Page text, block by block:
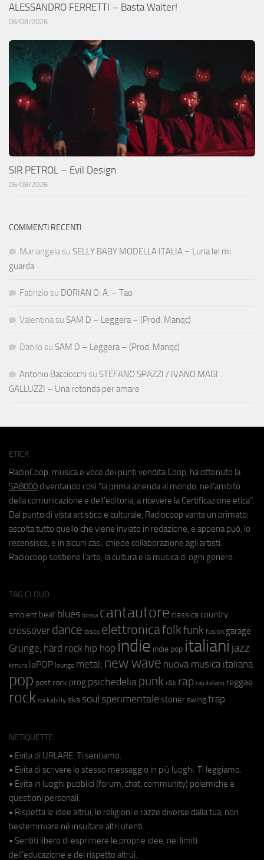
ALESSANDRO FERRETTI – Basta Walter!
06/08/2026
SIR PETROL – Evil Design
06/08/2026
COMMENTI RECENTI
Mariangela su SELLY BABY MODELLA ITALIA – Luna lei mi
guarda
Fabrizio su DORIAN O. A. – Tao
Valentina su SAM D – Leggera – (Prod. Manqc)
Danilo su SAM D – Leggera – (Prod. Manqc)
Antonio Bacciocchi su STEFANO SPAZZI / IVANO MAGI
GALLUZZI – Una rotonda per amare
ETICA
RadioCoop, musica e voce dei punti vendita Coop, ha ottenuto la
SA8000 diventando così "la prima azienda al mondo, nell'ambito
della comunicazione e dell'editoria, a ricevere la Certificazione etica".
Dal punto di vista artistico e culturale, Radiocoop vanta un primato:
ascolta tutto quello che viene inviato in redazione, e appena può, lo
recensisce, e in alcuni casi, chiede collaborazione agli artisti.
Radiocoop sostiene l'arte, la cultura e la musica di ogni genere.
TAG CLOUD
ambient beat blues bossa cantautore classica country
crossover dance disco elettronicafolkfunk fusion garage
Grunge; hard rock hip hop indie indie pop italiani jazz
kimura laPOP lounge metal; new wave nuova musica italiana
pop post rock prog psichedeliapunk r&b rap rap italiano reggae
rock rockabilly ska soul sperimentale stoner swing trap
NETIQUETTE
• Evita di URLARE. Ti sentiamo.
• Evita di scrivere lo stesso messaggio in più luoghi. Ti leggiamo.
• Evita in luoghi pubblici (forum, chat, community) polemiche e
questioni personali.
• Rispetta le idee altrui, le religioni e razze diverse dalla tua, non
bestemmiare né insultare altri utenti.
• Sentiti libero di esprimere le proprie idee, nei limiti
dell'educazione e del rispetto altrui.